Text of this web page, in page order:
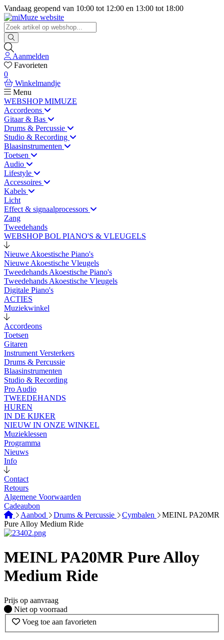
Vandaag geopend van 10:00 tot 12:00 en 13:00 tot 18:00
Aanmelden
Favorieten
0
Winkelmandje
Menu
WEBSHOP MIMUZE
Accordeons
Gitaar & Bas
Drums & Percussie
Studio & Recording
Blaasinstrumenten
Toetsen
Audio
Lifestyle
Accessoires
Kabels
Licht
Effect & signaalprocessors
Zang
Tweedehands
WEBSHOP BOL PIANO'S & VLEUGELS
Nieuwe Akoestische Piano's
Nieuwe Akoestische Vleugels
Tweedehands Akoestische Piano's
Tweedehands Akoestische Vleugels
Digitale Piano's
ACTIES
Muziekwinkel
Accordeons
Toetsen
Gitaren
Instrument Versterkers
Drums & Percussie
Blaasinstrumenten
Studio & Recording
Pro Audio
TWEEDEHANDS
HUREN
IN DE KIJKER
NIEUW IN ONZE WINKEL
Muzieklessen
Programma
Nieuws
Info
Contact
Retours
Algemene Voorwaarden
Cadeaubon
Aanbod
Drums & Percussie Cymbalen
MEINL PA20MR
Pure Alloy Medium Ride
MEINL PA20MR Pure Alloy
Medium Ride
Prijs op aanvraag
Fysiek voorradig
Niet op voorraad
Voeg toe aan favorieten